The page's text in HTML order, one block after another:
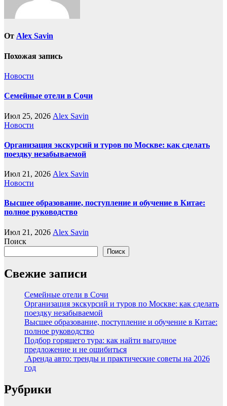
От Alex Savin
Похожая запись
Новости
Семейные отели в Сочи
Июл 25, 2026 Alex Savin
Новости
Организация экскурсий и туров по Москве: как сделать
поездку незабываемой
Июл 21, 2026 Alex Savin
Новости
Высшее образование, поступление и обучение в Китае:
полное руководство
Июл 21, 2026 Alex Savin
Поиск
Поиск
Свежие записи
Семейные отели в Сочи
Организация экскурсий и туров по Москве: как сделать
поездку незабываемой
Высшее образование, поступление и обучение в Китае:
полное руководство
Подбор горящего тура: как найти выгодное
предложение и не ошибиться
Аренда авто: тренды и практические советы на 2026
год
Рубрики